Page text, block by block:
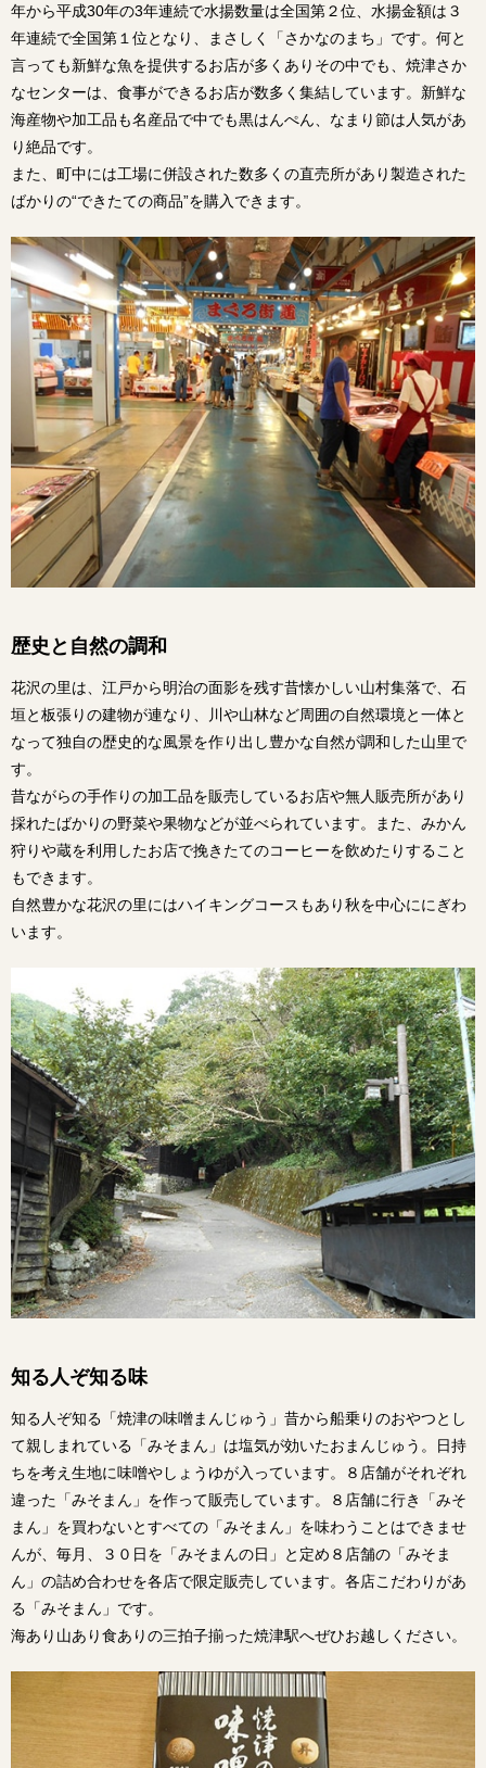
年から平成30年の3年連続で水揚数量は全国第２位、水揚金額は３
年連続で全国第１位となり、まさしく「さかなのまち」です。何と
言っても新鮮な魚を提供するお店が多くありその中でも、焼津さか
なセンターは、食事ができるお店が数多く集結しています。新鮮な
海産物や加工品も名産品で中でも黒はんぺん、なまり節は人気があ
り絶品です。
また、町中には工場に併設された数多くの直売所があり製造された
ばかりの“できたての商品”を購入できます。
歴史と自然の調和
花沢の里は、江戸から明治の面影を残す昔懐かしい山村集落で、石
垣と板張りの建物が連なり、川や山林など周囲の自然環境と一体と
なって独自の歴史的な風景を作り出し豊かな自然が調和した山里で
す。
昔ながらの手作りの加工品を販売しているお店や無人販売所があり
採れたばかりの野菜や果物などが並べられています。また、みかん
狩りや蔵を利用したお店で挽きたてのコーヒーを飲めたりすること
もできます。
自然豊かな花沢の里にはハイキングコースもあり秋を中心ににぎわ
います。
知る人ぞ知る味
知る人ぞ知る「焼津の味噌まんじゅう」昔から船乗りのおやつとし
て親しまれている「みそまん」は塩気が効いたおまんじゅう。日持
ちを考え生地に味噌やしょうゆが入っています。８店舗がそれぞれ
違った「みそまん」を作って販売しています。８店舗に行き「みそ
まん」を買わないとすべての「みそまん」を味わうことはできませ
んが、毎月、３０日を「みそまんの日」と定め８店舗の「みそま
ん」の詰め合わせを各店で限定販売しています。各店こだわりがあ
る「みそまん」です。
海あり山あり食ありの三拍子揃った焼津駅へぜひお越しください。